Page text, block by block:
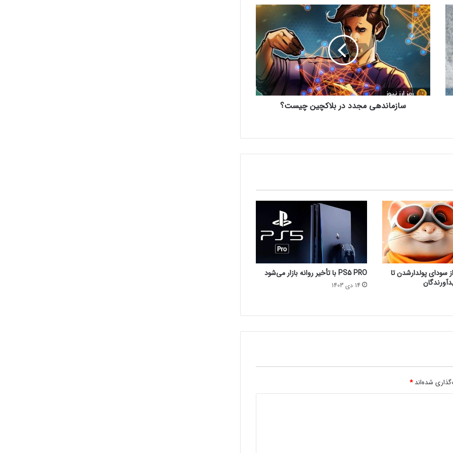
شبکه پلی‌استیشن (PSN) دچار اختلالات
گسترده‌ای شد
بازی‌های ویدیویی تا سه ساعت در روز تاثیر
منفی ندارد
کدام بازی‌های گروهی آنلاین بیشترین
محبوبیت را میان جوانان دارند؟
چرا گیمرها از PS5 Pro محصول جدید سونی
حمله هکرها به بازی پوکمون
س
ا
ز
م
ا
ه
ی
د
ا
ک
چ
ی
ن
چ
ی
س
ت
؟
سازماندهی مجدد در بلاکچین چیست؟
سودای پولدارشدن تا
PS5 PRO با تأخیر روانه بازار می‌شود
14 دی 1403
شده‌اند*